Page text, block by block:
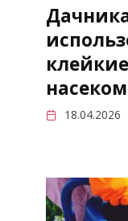
18.04.2026